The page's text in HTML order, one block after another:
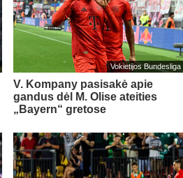
Vokietijos Bundesliga
V. Kompany pasisakė apie
gandus dėl M. Olise ateities
„Bayern“ gretose